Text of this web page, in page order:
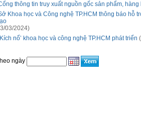
thông tin truy xuất nguồn gốc sản phẩm, hàng
Khoa học và Công nghệ TP.HCM thông báo hỗ
03/2024)
nổ’ khoa học và công nghệ TP.HCM phát triển
ngày